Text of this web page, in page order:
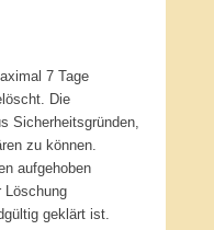
7 Tage
Die
Sicherheitsgründen,
zu können.
aufgehoben
Löschung
geklärt ist.